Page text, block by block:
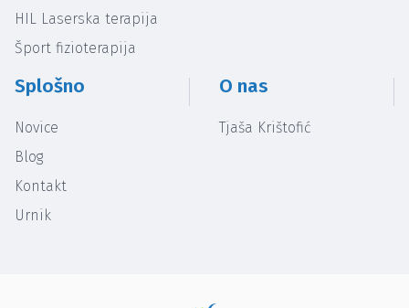
HIL Laserska terapija
Šport fizioterapija
Splošno
Novice
Blog
Kontakt
Urnik
O nas
Tjaša Krištofić